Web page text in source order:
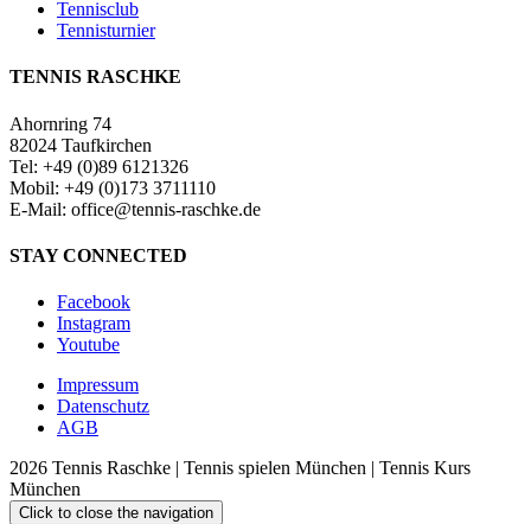
Tennisclub
Tennisturnier
TENNIS RASCHKE
Ahornring 74
82024 Taufkirchen
Tel: +49 (0)89 6121326
Mobil: +49 (0)173 3711110
E-Mail: office@tennis-raschke.de
STAY CONNECTED
Facebook
Instagram
Youtube
Impressum
Datenschutz
AGB
2026 Tennis Raschke | Tennis spielen München | Tennis Kurs
München
Click to close the navigation